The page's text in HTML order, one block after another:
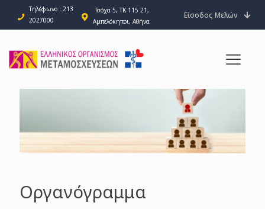
Τηλέφωνο : 213
2027000
Τσόχα 5, ΤΚ 115 21,
Αμπελόκηποι, Αθήνα
Είσοδος Μελών
Οργανόγραμμα